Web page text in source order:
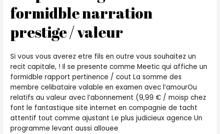
formidble narration
prestige / valeur
Si vous vous averez etre fils en outre vous souhaitez un
recit capitale, ! Il se presente comme Meetic qui affiche un
formidble rapport pertinence / cout La somme des
membre celibataire valable en examen avec l’amourOu
relatifs au valeur avec l’abonnement (9,99 € / moisp chez
font le fantastique site internet en compagnie de tacht
attentif tout comme ajustant Le plus judicieux agence Un
programme levant aussi allouee